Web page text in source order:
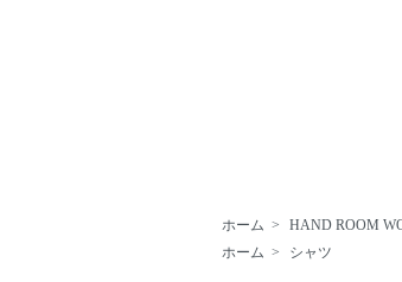
ホーム >
HAND ROOM
ホーム > シャツ